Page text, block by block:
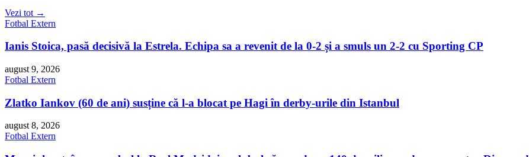
Vezi tot →
Fotbal Extern
Ianis Stoica, pasă decisivă la Estrela. Echipa sa a revenit de la 0-2 și a smuls un 2-2 cu Sporting CP
august 9, 2026
Fotbal Extern
Zlatko Iankov (60 de ani) susține că l-a blocat pe Hagi în derby-urile din Istanbul
august 8, 2026
Fotbal Extern